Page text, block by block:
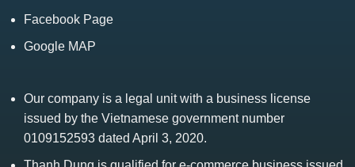
Facebook Page
Google MAP
Our company is a legal unit with a business license
issued by the Vietnamese government number
0109152593 dated April 3, 2020.